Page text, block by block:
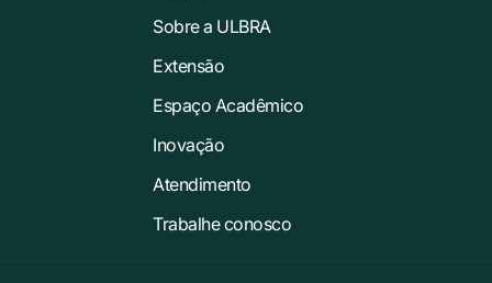
Sobre a ULBRA
Extensão
Espaço Acadêmico
Inovação
Atendimento
Trabalhe conosco